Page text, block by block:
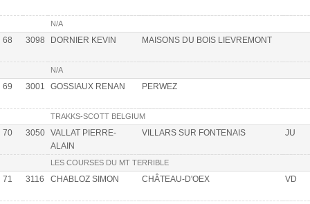
N/A
68 3098 DORNIER KEVIN MAISONS DU BOIS LIEVREMONT
N/A
69 3001 GOSSIAUX RENAN PERWEZ
TRAKKS-SCOTT BELGIUM
70 3050 VALLAT PIERRE-
ALAIN
VILLARS SUR FONTENAIS JU
LES COURSES DU MT TERRIBLE
71 3116 CHABLOZ SIMON CHÂTEAU-D'OEX VD